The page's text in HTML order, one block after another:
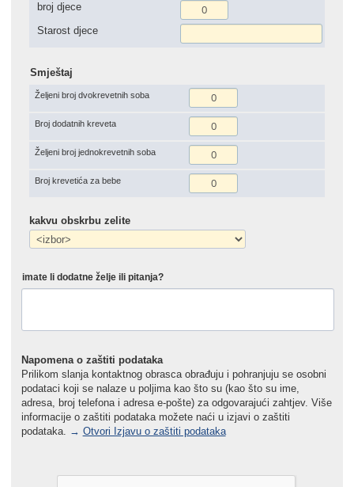
broj djece
Starost djece
Smještaj
Željeni broj dvokrevetnih soba
Broj dodatnih kreveta
Željeni broj jednokrevetnih soba
Broj krevetića za bebe
kakvu obskrbu zelite
imate li dodatne želje ili pitanja?
Napomena o zaštiti podataka
Prilikom slanja kontaktnog obrasca obrađuju i pohranjuju se osobni
podataci koji se nalaze u poljima kao što su (kao što su ime,
adresa, broj telefona i adresa e-pošte) za odgovarajući zahtjev. Više
informacije o zaštiti podataka možete naći u izjavi o zaštiti
podataka. → Otvori Izjavu o zaštiti podataka